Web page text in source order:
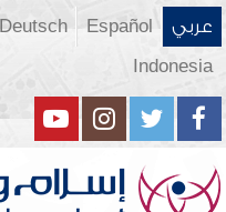
عربي Español
Indonesia